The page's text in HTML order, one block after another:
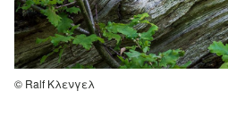
© Ralf Κλενγελ